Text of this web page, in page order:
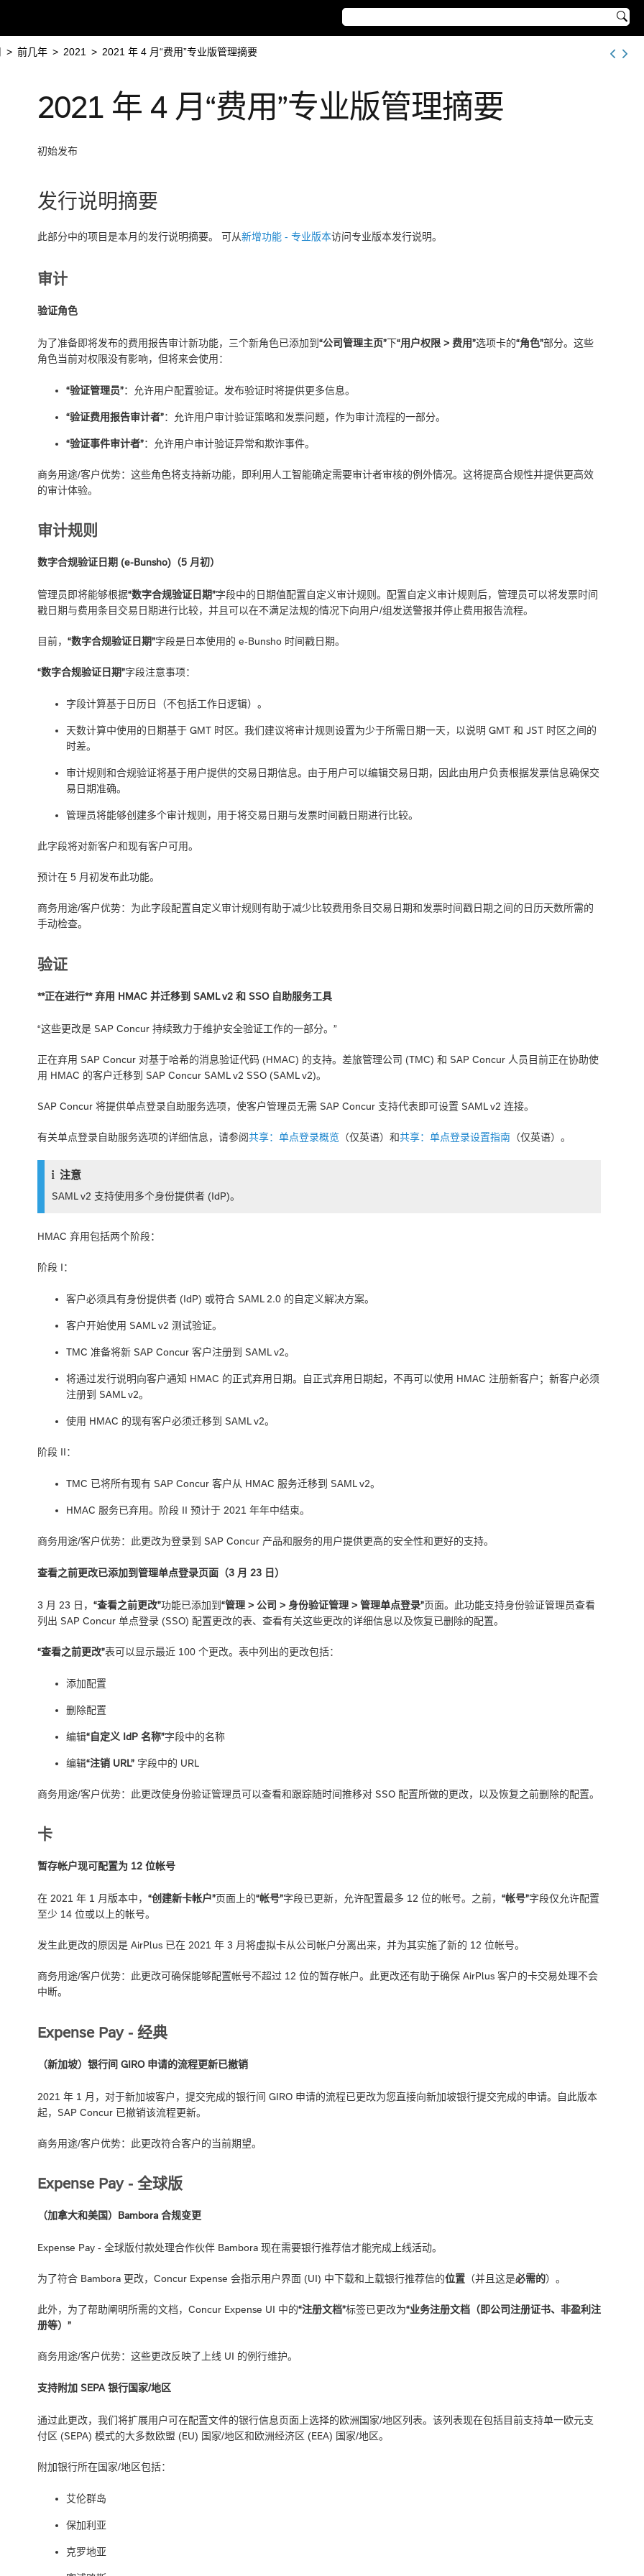

> 前几年 > 2021 > 2021 年 4 月“费用”专业版管理摘要
2021 年 4 月“费用”专业版管理摘要
初始发布
发行说明摘要
此部分中的项目是本月的发行说明摘要。 可从新增功能 - 专业版本访问专业版本发行说明。
审计
验证角色
为了准备即将发布的费用报告审计新功能，三个新角色已添加到 “公司管理主页”下“用户权限 > 费用”选项卡的“角色”部分。这些
角色当前对权限没有影响，但将来会使用：
“验证管理员”：允许用户配置验证。发布验证时将提供更多信息。
“验证费用报告审计者”：允许用户审计验证策略和发票问题，作为审计流程的一部分。
“验证事件审计者”：允许用户审计验证异常和欺诈事件。
商务用途/客户优势：这些角色将支持新功能，即利用人工智能确定需要审计者审核的例外情况。这将提高合规性并提供更高效
的审计体验。
审计规则
数字合规验证日期 (e-Bunsho)（5 月初）
管理员即将能够根据“数字合规验证日期”字段中的日期值配置自定义审计规则。配置自定义审计规则后，管理员可以将发票时间
戳日期与费用条目交易日期进行比较，并且可以在不满足法规的情况下向用户/组发送警报并停止费用报告流程。
目前， “数字合规验证日期”字段是日本使用的 e-Bunsho 时间戳日期。
“数字合规验证日期”字段注意事项：
字段计算基于日历日（不包括工作日逻辑）。
天数计算中使用的日期基于 GMT 时区。我们建议将审计规则设置为少于所需日期一天，以说明 GMT 和 JST 时区之间的
时差。
审计规则和合规验证将基于用户提供的交易日期信息。由于用户可以编辑交易日期，因此由用户负责根据发票信息确保交
易日期准确。
管理员将能够创建多个审计规则，用于将交易日期与发票时间戳日期进行比较。
此字段将对新客户和现有客户可用。
预计在 5 月初发布此功能。
商务用途/客户优势：为此字段配置自定义审计规则有助于减少比较费用条目交易日期和发票时间戳日期之间的日历天数所需的
手动检查。
验证
**正在进行** 弃用 HMAC 并迁移到 SAML v2 和 SSO 自助服务工具
“这些更改是 SAP Concur 持续致力于维护安全验证工作的一部分。”
正在弃用 SAP Concur 对基于哈希的消息验证代码 (HMAC) 的支持。差旅管理公司 (TMC) 和 SAP Concur 人员目前正在协助使
用 HMAC 的客户迁移到 SAP Concur SAML v2 SSO (SAML v2)。
SAP Concur 将提供单点登录自助服务选项，使客户管理员无需 SAP Concur 支持代表即可设置 SAML v2 连接。
有关单点登录自助服务选项的详细信息，请参阅共享：单点登录概览 （仅英语）和共享：单点登录设置指南 （仅英语）。
注意
SAML v2 支持使用多个身份提供者 (IdP)。
HMAC 弃用包括两个阶段：
阶段 I：
客户必须具有身份提供者 (IdP) 或符合 SAML 2.0 的自定义解决方案。
客户开始使用 SAML v2 测试验证。
TMC 准备将新 SAP Concur 客户注册到 SAML v2。
将通过发行说明向客户通知 HMAC 的正式弃用日期。自正式弃用日期起，不再可以使用 HMAC 注册新客户；新客户必须
注册到 SAML v2。
使用 HMAC 的现有客户必须迁移到 SAML v2。
阶段 II：
TMC 已将所有现有 SAP Concur 客户从 HMAC 服务迁移到 SAML v2。
HMAC 服务已弃用。阶段 II 预计于 2021 年年中结束。
商务用途/客户优势：此更改为登录到 SAP Concur 产品和服务的用户提供更高的安全性和更好的支持。
查看之前更改已添加到管理单点登录页面（3 月 23 日）
3 月 23 日， “查看之前更改”功能已添加到“管理 > 公司 > 身份验证管理 > 管理单点登录”页面。此功能支持身份验证管理员查看
列出 SAP Concur 单点登录 (SSO) 配置更改的表、查看有关这些更改的详细信息以及恢复已删除的配置。
“查看之前更改”表可以显示最近 100 个更改。表中列出的更改包括：
添加配置
删除配置
编辑“自定义 IdP 名称”字段中的名称
编辑“注销 URL” 字段中的 URL
商务用途/客户优势：此更改使身份验证管理员可以查看和跟踪随时间推移对 SSO 配置所做的更改，以及恢复之前删除的配置。
卡
暂存帐户现可配置为 12 位帐号
在 2021 年 1 月版本中， “创建新卡帐户”页面上的“帐号”字段已更新，允许配置最多 12 位的帐号。之前， “帐号”字段仅允许配置
至少 14 位或以上的帐号。
发生此更改的原因是 AirPlus 已在 2021 年 3 月将虚拟卡从公司帐户分离出来，并为其实施了新的 12 位帐号。
商务用途/客户优势：此更改可确保能够配置帐号不超过 12 位的暂存帐户。此更改还有助于确保 AirPlus 客户的卡交易处理不会
中断。
Expense Pay - 经典
（新加坡）银行间 GIRO 申请的流程更新已撤销
2021 年 1 月，对于新加坡客户，提交完成的银行间 GIRO 申请的流程已更改为您直接向新加坡银行提交完成的申请。自此版本
起，SAP Concur 已撤销该流程更新。
商务用途/客户优势：此更改符合客户的当前期望。
Expense Pay - 全球版
（加拿大和美国）Bambora 合规变更
Expense Pay - 全球版付款处理合作伙伴 Bambora 现在需要银行推荐信才能完成上线活动。
为了符合 Bambora 更改，Concur Expense 会指示用户界面 (UI) 中下载和上载银行推荐信的位置 （并且这是必需的）。
此外，为了帮助阐明所需的文档，Concur Expense UI 中的“注册文档”标签已更改为“业务注册文档（即公司注册证书、非盈利注
册等）”
商务用途/客户优势：这些更改反映了上线 UI 的例行维护。
支持附加 SEPA 银行国家/地区
通过此更改，我们将扩展用户可在配置文件的银行信息页面上选择的欧洲国家/地区列表。该列表现在包括目前支持单一欧元支
付区 (SEPA) 模式的大多数欧盟 (EU) 国家/地区和欧洲经济区 (EEA) 国家/地区。
附加银行所在国家/地区包括：
艾伦群岛
保加利亚
克罗地亚